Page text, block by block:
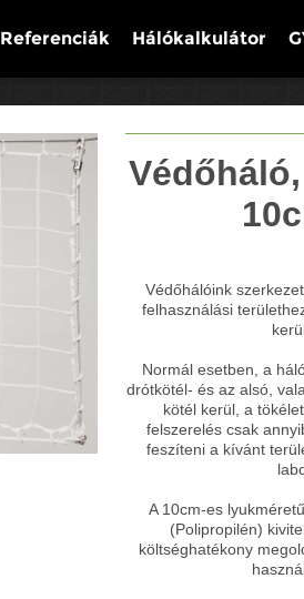
Referenciák Hálókalkulátor
Védőhálóink
felhasználási
Normál esetben, a
drótkötél- és az alsó,
kötél kerül, a
felszerelés csak
feszíteni a kívánt
A 10cm-es
(Polipropilén)
költséghatékony